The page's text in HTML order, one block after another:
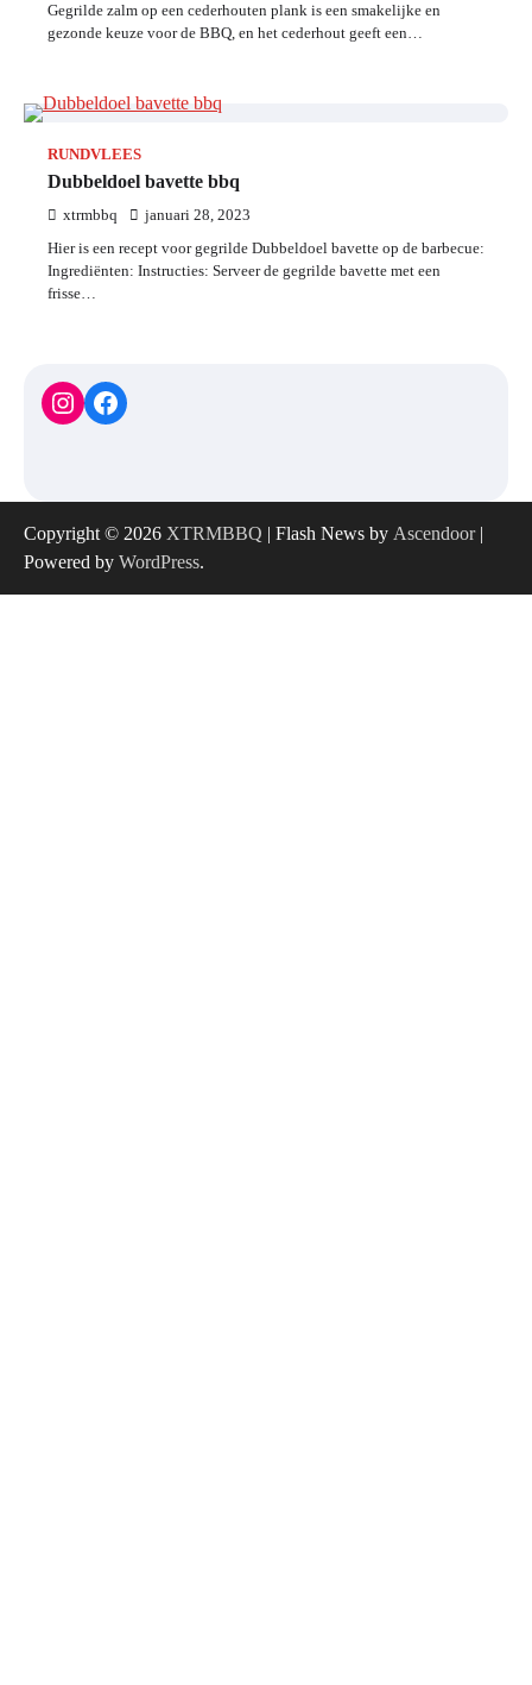
Gegrilde zalm op een cederhouten plank is een smakelijke en
gezonde keuze voor de BBQ, en het cederhout geeft een…
RUNDVLEES
Dubbeldoel bavette bbq
xtrmbbq januari 28, 2023
Hier is een recept voor gegrilde Dubbeldoel bavette op de barbecue:
Ingrediënten: Instructies: Serveer de gegrilde bavette met een
frisse…
Instagram
Facebook
Copyright © 2026 XTRMBBQ | Flash News by Ascendoor|
Powered by WordPress.